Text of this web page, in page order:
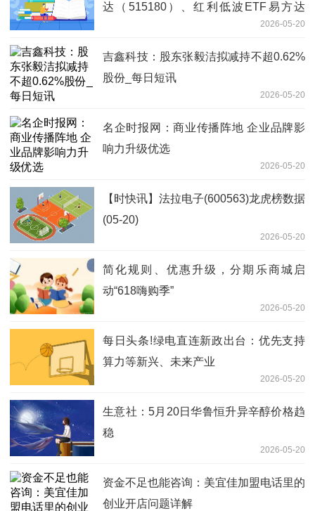
达（515180）、红利低波ETF易方达
（563020）等产品投资机会 焦点热议
2026-05-20
吉鑫科技：股东张毅洁拟减持不超0.62%
股份_每日短讯
2026-05-20
名企时报网：商业传播阵地 企业品牌影
响力升级优选
2026-05-20
【时快讯】法拉电子(600563)龙虎榜数据
(05-20)
2026-05-20
简化规则、优惠升级，分期乐商城启
动“618嗨购季”
2026-05-20
每日头条!绿电直连新政出台：优先支持
算力等新兴、未来产业
2026-05-20
生意社：5月20日华鲁恒升异辛醇价格趋
稳
2026-05-20
资金不足也能咨询：美宜佳加盟电话里的
创业开店问题详解